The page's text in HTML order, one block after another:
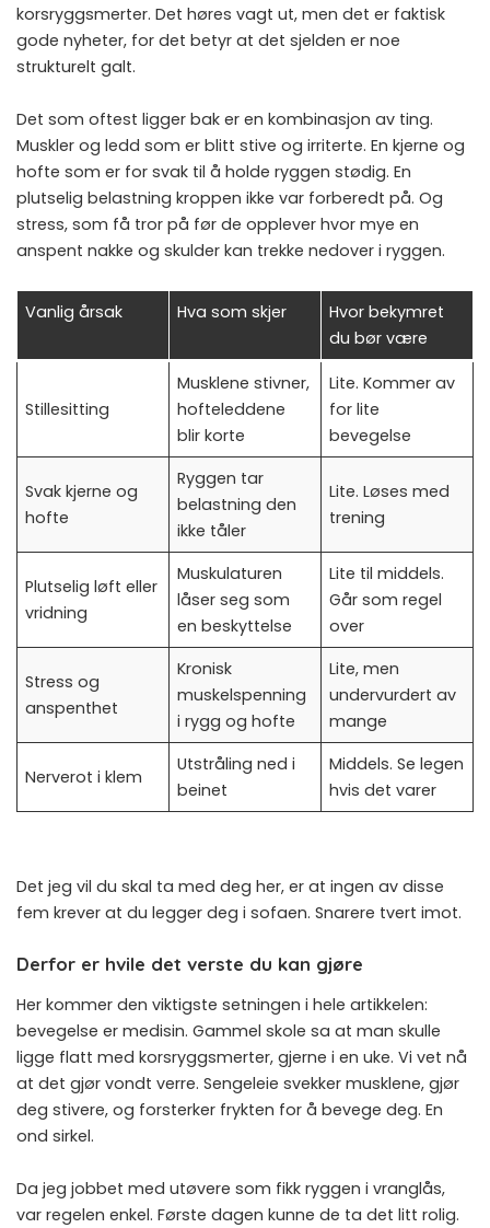
korsryggsmerter. Det høres vagt ut, men det er faktisk
gode nyheter, for det betyr at det sjelden er noe
strukturelt galt.
Det som oftest ligger bak er en kombinasjon av ting.
Muskler og ledd som er blitt stive og irriterte. En kjerne og
hofte som er for svak til å holde ryggen stødig. En
plutselig belastning kroppen ikke var forberedt på. Og
stress, som få tror på før de opplever hvor mye en
anspent nakke og skulder kan trekke nedover i ryggen.
Vanlig årsak Hva som skjer
Hvor bekymret
du bør være
Stillesitting
Musklene stivner,
hofteleddene
blir korte
Lite. Kommer av
for lite
bevegelse
Svak kjerne og
hofte
Ryggen tar
belastning den
ikke tåler
Lite. Løses med
trening
Plutselig løft eller
vridning
Muskulaturen
låser seg som
en beskyttelse
Lite til middels.
Går som regel
over
Stress og
anspenthet
Kronisk
muskelspenning
i rygg og hofte
Lite, men
undervurdert av
mange
Nerverot i klem
Utstråling ned i
beinet
Middels. Se legen
hvis det varer
Det jeg vil du skal ta med deg her, er at ingen av disse
fem krever at du legger deg i sofaen. Snarere tvert imot.
Derfor er hvile det verste du kan gjøre
Her kommer den viktigste setningen i hele artikkelen:
bevegelse er medisin. Gammel skole sa at man skulle
ligge flatt med korsryggsmerter, gjerne i en uke. Vi vet nå
at det gjør vondt verre. Sengeleie svekker musklene, gjør
deg stivere, og forsterker frykten for å bevege deg. En
ond sirkel.
Da jeg jobbet med utøvere som fikk ryggen i vranglås,
var regelen enkel. Første dagen kunne de ta det litt rolig.